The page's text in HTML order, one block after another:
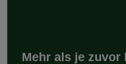
Mehr als je zuvor